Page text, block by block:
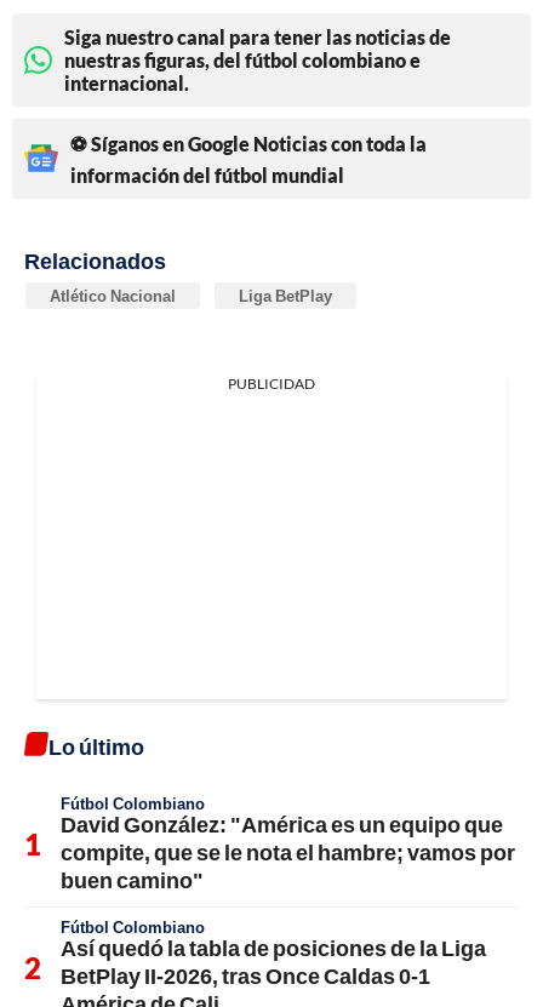
Siga nuestro canal para tener las noticias de
nuestras figuras, del fútbol colombiano e
internacional.
⚽ Síganos en Google Noticias con toda la
información del fútbol mundial
Relacionados
Atlético Nacional Liga BetPlay
PUBLICIDAD
Lo último
Fútbol Colombiano
David González: "América es un equipo que
compite, que se le nota el hambre; vamos por
buen camino"
Fútbol Colombiano
Así quedó la tabla de posiciones de la Liga
BetPlay II-2026, tras Once Caldas 0-1